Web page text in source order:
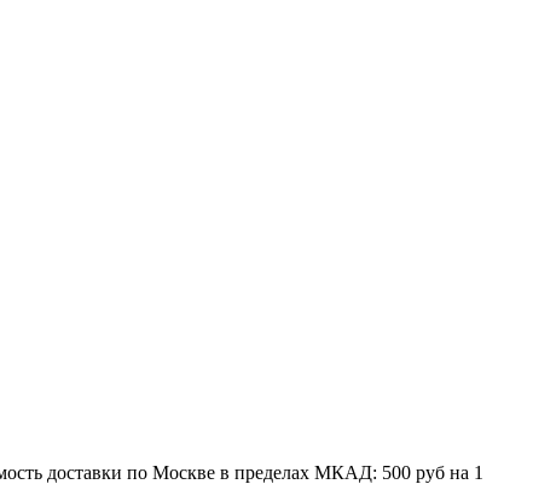
доставки по Москве в пределах МКАД: 500 руб на 1